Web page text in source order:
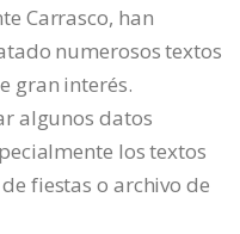
Carrasco, han
numerosos textos
gran interés.
algunos datos
los textos
fiestas o archivo de